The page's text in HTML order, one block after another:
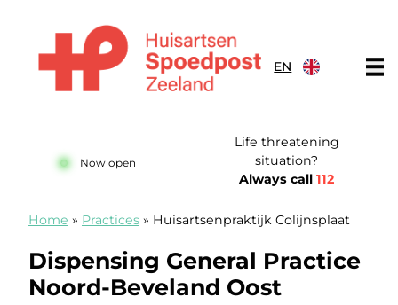
EN
Now open
Life threatening
situation?
Always call112
Home » Practices » Huisartsenpraktijk Colijnsplaat
Dispensing General Practice
Noord-Beveland Oost